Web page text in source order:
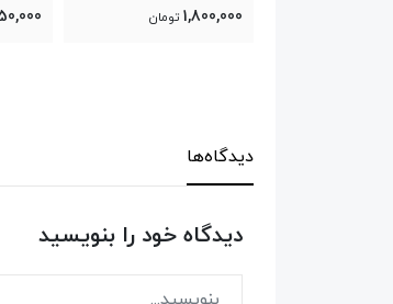
850,000 تومان
دیدگاه‌ها
دیدگاه خود را بنویسید